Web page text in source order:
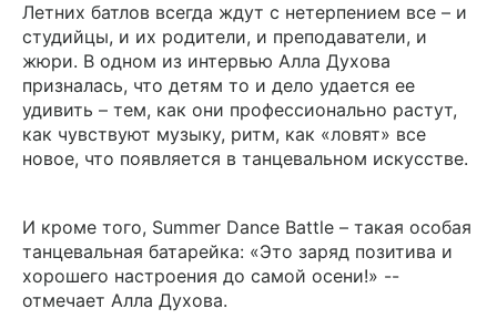
Летних батлов всегда ждут с нетерпением все – и
студийцы, и их родители, и преподаватели, и
жюри. В одном из интервью Алла Духова
призналась, что детям то и дело удается ее
удивить – тем, как они профессионально растут,
как чувствуют музыку, ритм, как «ловят» все
новое, что появляется в танцевальном искусстве.
И кроме того, Summer Dance Battle – такая особая
танцевальная батарейка: «Это заряд позитива и
хорошего настроения до самой осени!» --
отмечает Алла Духова.